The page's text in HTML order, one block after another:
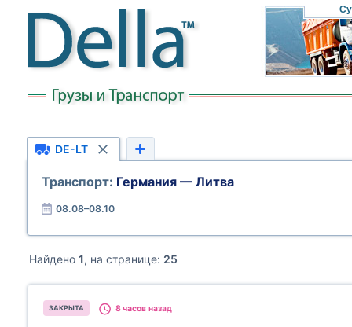
DE-LT
Транспорт: Германия — Литва
08.08–08.10
Найдено 1, на странице: 25
ЗАКРЫТА 8 часов назад